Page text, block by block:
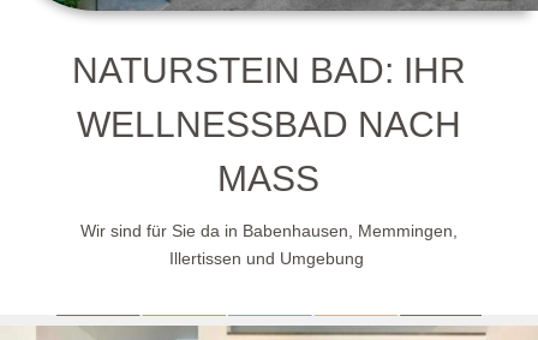
NATURSTEIN BAD: IHR
WELLNESSBAD NACH
MASS
Wir sind für Sie da in Babenhausen, Memmingen,
Illertissen und Umgebung